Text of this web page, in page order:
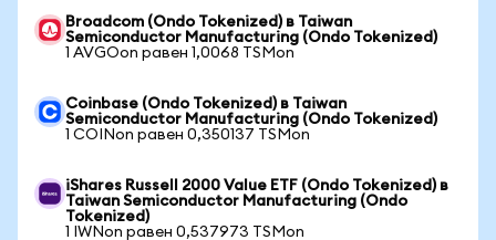
Broadcom (Ondo Tokenized) в Taiwan
Semiconductor Manufacturing (Ondo Tokenized)
1 AVGOon равен 1,0068 TSMon
Coinbase (Ondo Tokenized) в Taiwan
Semiconductor Manufacturing (Ondo Tokenized)
1 COINon равен 0,350137 TSMon
iShares Russell 2000 Value ETF (Ondo Tokenized) в
Taiwan Semiconductor Manufacturing (Ondo
Tokenized)
1 IWNon равен 0,537973 TSMon